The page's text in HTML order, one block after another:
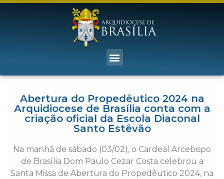
Abertura do Propedêutico 2024 na
Arquidiocese de Brasília conta com a
criação oficial da Escola Diaconal
Santo Estêvão
Na manhã de sábado (03/02), o Cardeal Arcebispo
de Brasília Dom Paulo Cezar Costa celebrou a
Santa Missa de Abertura do Propedêutico 2024, na